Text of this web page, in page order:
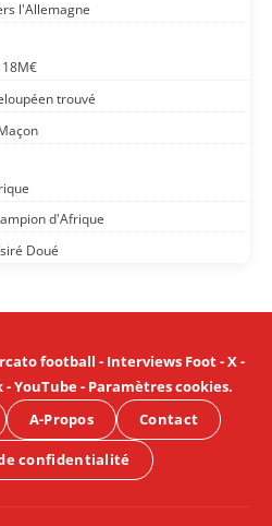
l'Allemagne
trouvé
d'Afrique
Doué
football - Interviews Foot-X-
-YouTube- Paramètres cookies.
A-Propos Contact
confidentialité